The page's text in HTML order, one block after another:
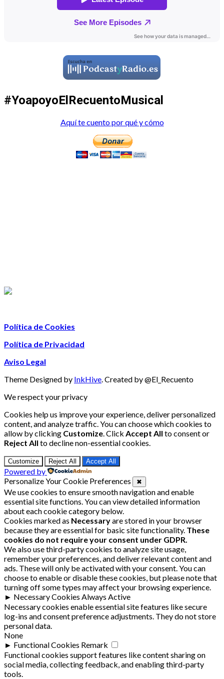
#YoapoyoElRecuentoMusical
Aquí te cuento por qué y cómo
Política de Cookies
Política de Privacidad
Aviso Legal
Theme Designed by InkHive.Created by @El_Recuento
We respect your privacy
Cookies help us improve your experience, deliver personalized
content, and analyze traffic. You can choose which cookies to
allow by clicking Customize. Click Accept All to consent or
Reject All to decline non-essential cookies.
Customize Reject All Accept All
Powered by
Personalize Your Cookie Preferences
✖
We use cookies to ensure smooth navigation and enable
essential site functions. You can view detailed information
about each cookie category below.
Cookies marked as Necessaryare stored in your browser
because they are essential for basic site functionality. These
cookies do not require your consent under GDPR.
We also use third-party cookies to analyze site usage,
remember your preferences, and deliver relevant content and
ads. These will only be activated with your consent. You can
choose to enable or disable these cookies, but please note that
turning off some types may affect your browsing experience.
► Necessary Cookies Always Active
Necessary cookies enable essential site features like secure
log-ins and consent preference adjustments. They do not store
personal data.
None
► Functional Cookies Remark
Functional cookies support features like content sharing on
social media, collecting feedback, and enabling third-party
tools.